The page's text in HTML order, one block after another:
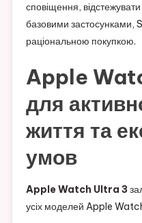
сповіщення,
базовими застосунками,
раціональною покупкою.
Apple
для
життя та
умов
Apple Watch Ultra 3
усіх моделей Apple